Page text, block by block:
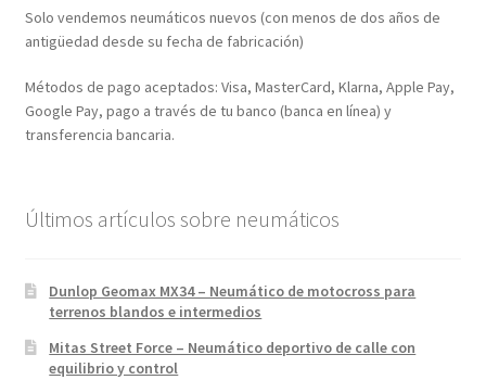
Solo vendemos neumáticos nuevos (con menos de dos años de
antigüedad desde su fecha de fabricación)
Métodos de pago aceptados: Visa, MasterCard, Klarna, Apple Pay,
Google Pay, pago a través de tu banco (banca en línea) y
transferencia bancaria.
Últimos artículos sobre neumáticos
Dunlop Geomax MX34 – Neumático de motocross para
terrenos blandos e intermedios
Mitas Street Force – Neumático deportivo de calle con
equilibrio y control